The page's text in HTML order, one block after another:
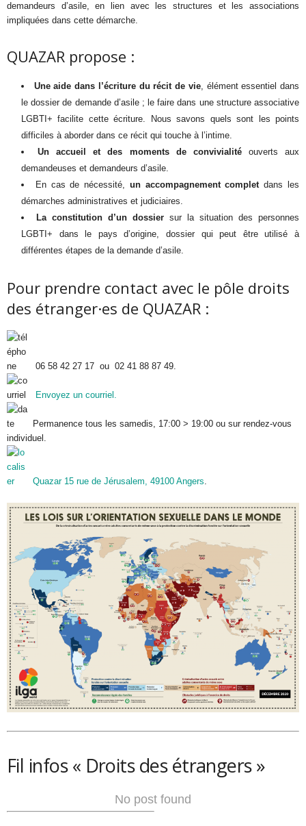
demandeurs d’asile, en lien avec les structures et les associations
impliquées dans cette démarche.
QUAZAR propose :
Une aide dans l’écriture du récit de vie, élément essentiel dans
le dossier de demande d’asile ; le faire dans une structure associative
LGBTI+ facilite cette écriture. Nous savons quels sont les points
difficiles à aborder dans ce récit qui touche à l’intime.
Un accueil et des moments de convivialitéouverts aux
demandeuses et demandeurs d’asile.
En cas de nécessité, un accompagnement completdans les
démarches administratives et judiciaires.
La constitution d’un dossier sur la situation des personnes
LGBTI+ dans le pays d’origine, dossier qui peut être utilisé à
différentes étapes de la demande d’asile.
Pour prendre contact avec le pôle droits
des étranger·es de QUAZAR :
06 58 42 27 17 ou 02 41 88 87 49.
Envoyez un courriel.
Permanence tous les samedis, 17:00 > 19:00 ou sur rendez-vous
individuel.
Quazar 15 rue de Jérusalem, 49100 Angers.
Fil infos « Droits des étrangers »
No post found